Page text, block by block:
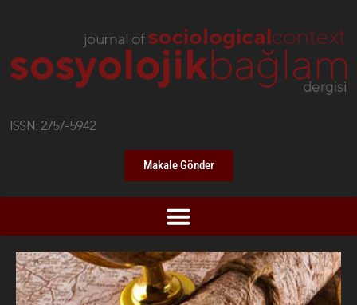
Makale Gönder